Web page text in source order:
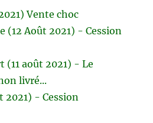
Vente choc
(12 Août 2021) - Cession
août 2021) - Le
livré...
2021) - Cession